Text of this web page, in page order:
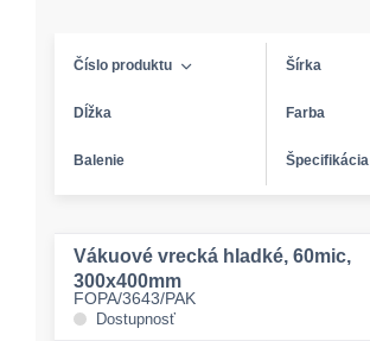
Číslo produktu Šírka
Dĺžka Farba
Balenie Špecifikácia
Vákuové vrecká hladké, 60mic,
300x400mm
FOPA/3643/PAK
Dostupnosť